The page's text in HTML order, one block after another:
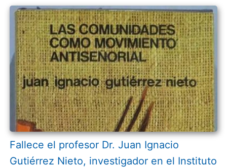
Fallece el profesor Dr. Juan Ignacio
Gutiérrez Nieto, investigador en el Instituto